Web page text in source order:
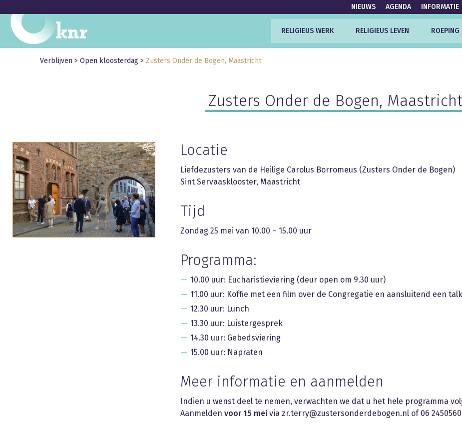
NIEUWS AGENDA INFORMATIE
RELIGIEUS WERK RELIGIEUS LEVEN ROEPING
Verblijven > Open kloosterdag > Zusters Onder de Bogen, Maastricht
Zusters Onder de Bogen,
Locatie
Liefdezusters van de Heilige Carolus Borromeus (Zusters Onder de Bogen)
Sint Servaasklooster, Maastricht
Tijd
Zondag 25 mei van 10.00 – 15.00 uur
Programma:
10.00 uur: Eucharistieviering (deur open om 9.30 uur)
11.00 uur: Koffie met een film over de Congregatie en aansluitend een
12.30 uur: Lunch
13.30 uur: Luistergesprek
14.30 uur: Gebedsviering
15.00 uur: Napraten
Meer informatie en aanmelden
Indien u wenst deel te nemen, verwachten we dat u het hele programma
Aanmelden voor 15 mei via zr.terry@zustersonderdebogen.nl of 06